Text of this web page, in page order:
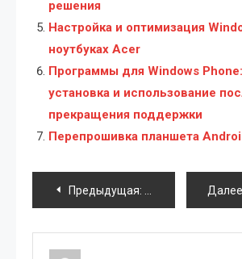
решения
Настройка и оптимизация
ноутбуках Acer
Программы для Windows
установка и использование
прекращения поддержки
Перепрошивка планшета
Навигация
по
Предыдущая: Как получить